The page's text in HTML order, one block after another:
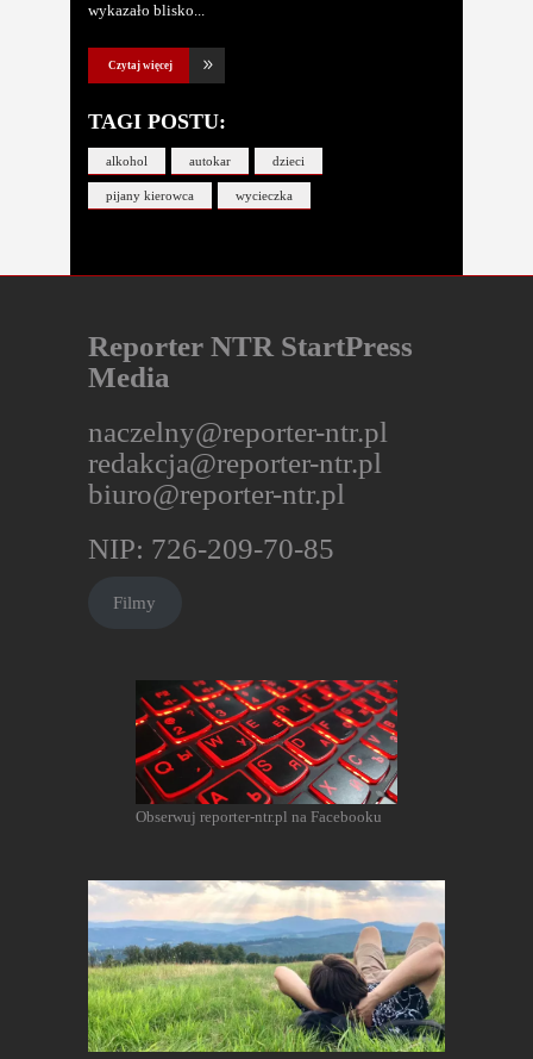
wykazało blisko
Czytaj więcej
TAGI POSTU:
alkohol autokar dzieci
pijany kierowca wycieczka
Reporter NTR StartPress
Media
naczelny@reporter-ntr.pl
redakcja@reporter-ntr.pl
biuro@reporter-ntr.pl
NIP: 726-209-70-85
Filmy
Obserwuj reporter-ntr.pl na Facebooku